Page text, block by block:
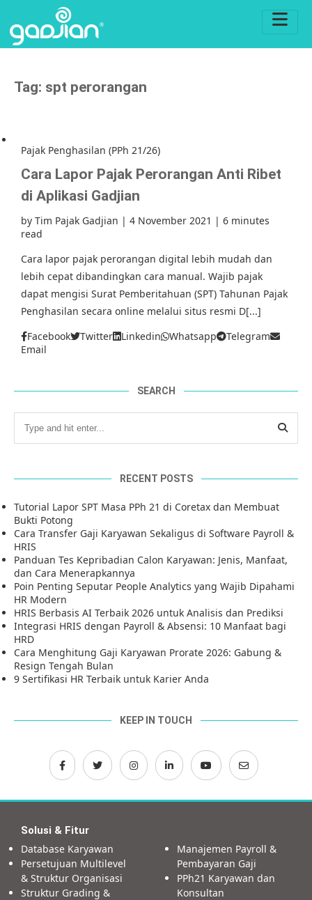
Tag: spt perorangan
Pajak Penghasilan (PPh 21/26)
Cara Lapor Pajak Perorangan Anti Ribet
di Aplikasi Gadjian
by Tim Pajak Gadjian | 4 November 2021 | 6 minutes
read
Cara lapor pajak perorangan digital lebih mudah dan
lebih cepat dibandingkan cara manual. Wajib pajak
dapat mengisi Surat Pemberitahuan (SPT) Tahunan Pajak
Penghasilan secara online melalui situs resmi D[...]
Facebook
Twitter Linkedin Whatsapp
Telegram
Email
SEARCH
RECENT POSTS
Tutorial Lapor SPT Masa PPh 21 di Coretax dan Membuat
Bukti Potong
Cara Transfer Gaji Karyawan Sekaligus di Software Payroll &
HRIS
Panduan Tes Kepribadian Calon Karyawan: Jenis, Manfaat,
dan Cara Menerapkannya
Poin Penting Seputar People Analytics yang Wajib Dipahami
HR Modern
HRIS Berbasis AI Terbaik 2026 untuk Analisis dan Prediksi
Integrasi HRIS dengan Payroll & Absensi: 10 Manfaat bagi
HRD
Cara Menghitung Gaji Karyawan Prorate 2026: Gabung &
Resign Tengah Bulan
9 Sertifikasi HR Terbaik untuk Karier Anda
KEEP IN TOUCH
Solusi & Fitur
Database Karyawan
Persetujuan Multilevel
& Struktur Organisasi
Struktur Grading &
Manajemen Payroll &
Pembayaran Gaji
PPh21 Karyawan dan
Konsultan